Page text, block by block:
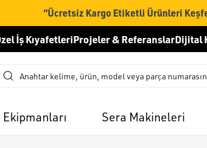
“Ücretsiz Kargo Etiketli Ürünleri
İş KıyafetleriProjeler & ReferanslarDijital
Ekipmanları Sera Makineleri